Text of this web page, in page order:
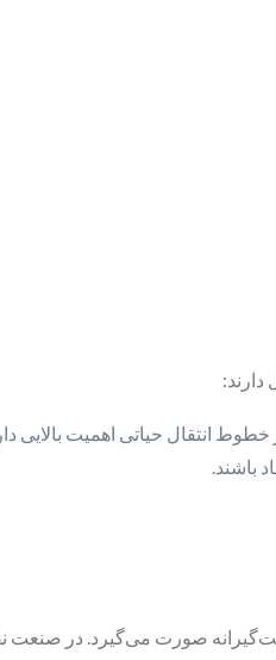
انتقال حیاتی اهمیت بالایی
باشند.
صورت می‌گیرد. در صنعت